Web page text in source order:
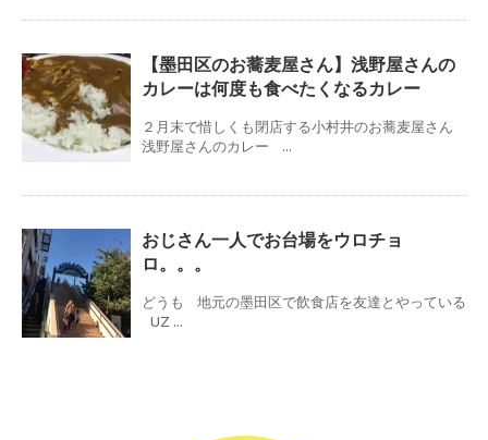
【墨田区のお蕎麦屋さん】浅野屋さんの
カレーは何度も食べたくなるカレー
２月末で惜しくも閉店する小村井のお蕎麦屋さん
浅野屋さんのカレー ...
おじさん一人でお台場をウロチョ
ロ。。。
どうも 地元の墨田区で飲食店を友達とやっている
UZ ...